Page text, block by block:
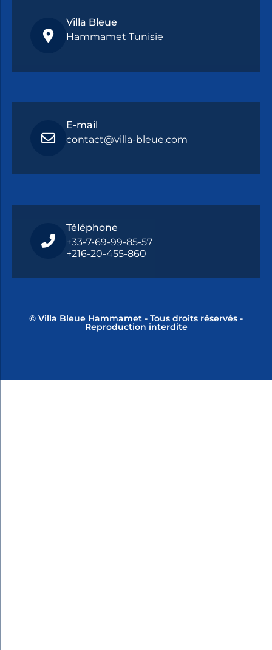
Villa Bleue
Hammamet Tunisie
E-mail
contact@villa-bleue.com
Téléphone
+33-7-69-99-85-57
+216-20-455-860
© Villa Bleue Hammamet - Tous droits réservés -
Reproduction interdite